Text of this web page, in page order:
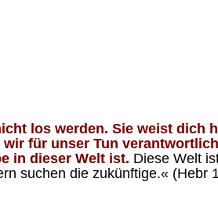
los werden. Sie weist dich
für unser Tun
in dieser Welt ist. Diese Welt
suchen die zukünftige.« (Hebr